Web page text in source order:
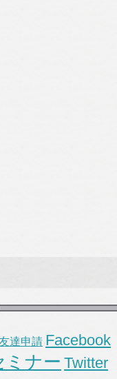
達申請 Facebook
ミナー Twitter